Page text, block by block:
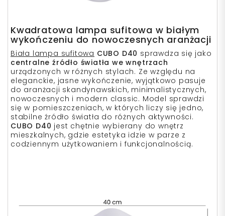
Kwadratowa lampa sufitowa w białym
wykończeniu do nowoczesnych aranżacji
Biała lampa sufitowa CUBO D40 sprawdza się jako
centralne źródło światła we wnętrzach
urządzonych w różnych stylach. Ze względu na
eleganckie, jasne wykończenie, wyjątkowo pasuje
do aranżacji skandynawskich, minimalistycznych,
nowoczesnych i modern classic. Model sprawdzi
się w pomieszczeniach, w których liczy się jedno,
stabilne źródło światła do różnych aktywności.
CUBO D40 jest chętnie wybierany do wnętrz
mieszkalnych, gdzie estetyka idzie w parze z
codziennym użytkowaniem i funkcjonalnością.